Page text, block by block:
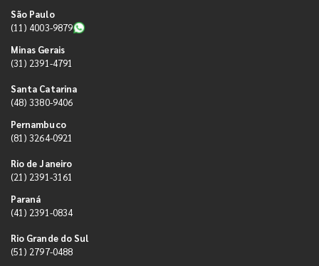
São Paulo
(11) 4003-9879
Minas Gerais
(31) 2391-4791
Santa Catarina
(48) 3380-9406
Pernambuco
(81) 3264-0921
Rio de Janeiro
(21) 2391-3161
Paraná
(41) 2391-0834
Rio Grande do Sul
(51) 2797-0488